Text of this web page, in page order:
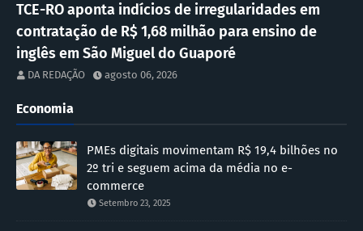
TCE-RO aponta indícios de irregularidades em
contratação de R$ 1,68 milhão para ensino de
inglês em São Miguel do Guaporé
DA REDAÇÃO agosto 06, 2026
Economia
PMEs digitais movimentam R$ 19,4 bilhões no
2º tri e seguem acima da média no e-
commerce
Setembro 23, 2025